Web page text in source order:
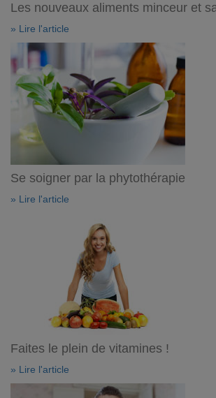
Les nouveaux aliments minceur et
» Lire l'article
Se soigner par la phytothérapie
» Lire l'article
Faites le plein de vitamines !
» Lire l'article